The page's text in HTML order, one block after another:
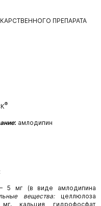
ПРЕПАРАТА
®
: амлодипин
– 5 мг
(в виде амлодипина
вещества: целлюлоза
мг, кальция
гидрофосфат